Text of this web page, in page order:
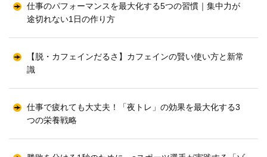
仕事のパフォーマンスを最大化する5つの習慣｜集中力が
途切れない1日の作り方
【脱・カフェインだるさ】カフェインの賢い使い方と新常
識
仕事で疲れても大丈夫！「夜トレ」の効果を最大化する3
つの栄養戦略